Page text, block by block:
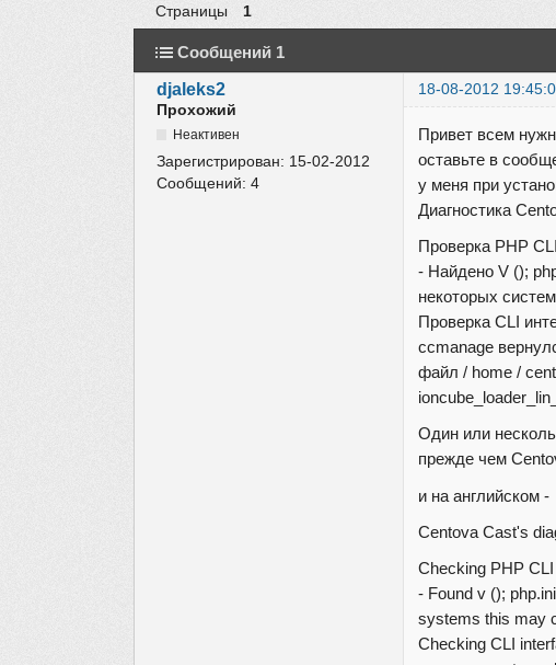
Страницы 1
Сообщений 1
djaleks2
18-08-2012
Прохожий
Неактивен
Зарегистрирован: 15-02-2012
Сообщений:4
Привет всем
оставьте в
у меня при
Диагностика
Проверка PHP
- Найдено V ();
некоторых
Проверка CLI
ccmanage
файл / home /
Один или
прежде чем
и на английском -
Centova Cast's
Checking PHP
- Found v ();
systems this may
Checking CLI